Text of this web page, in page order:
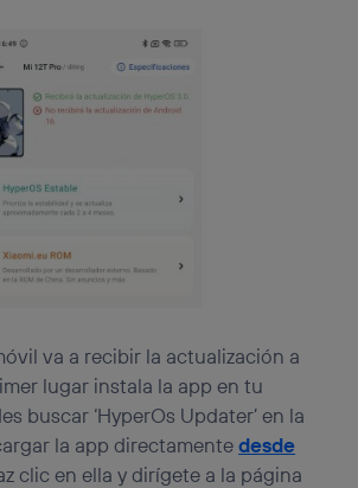
va a recibir la actualización a
lugar instala la app en tu
buscar ‘HyperOs Updater’ en la
la app directamentedesde
clic en ella y dirígete a la página
se asigna a la conexión de internet, por lo
que conecte su dispositivo y
la tecnología recibirá el mismo
de banda ancha
navegación de los miembros del hogar
su consentimiento.
ya que se basará únicamente en la
en la parte inferior de esta página web o
de privacidad de Utiq
. Para más información, consulta
de Utiq.